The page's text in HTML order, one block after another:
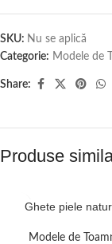
SKU: Nu se aplică
Categorie: Modele de
Share:
Produse
Ghete piele
Modele de